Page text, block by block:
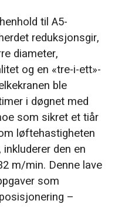
til A5-
reduksjonsgir,
diameter,
og en «tre-i-ett»-
ble
i døgnet med
som sikret et tiår
løftehastigheten
den en
m/min. Denne lave
som
–